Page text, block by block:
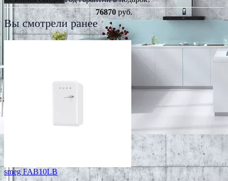
76870руб.
Вы смотрели ранее
smeg FAB10LB